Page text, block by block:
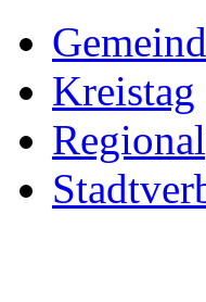
Kreistag